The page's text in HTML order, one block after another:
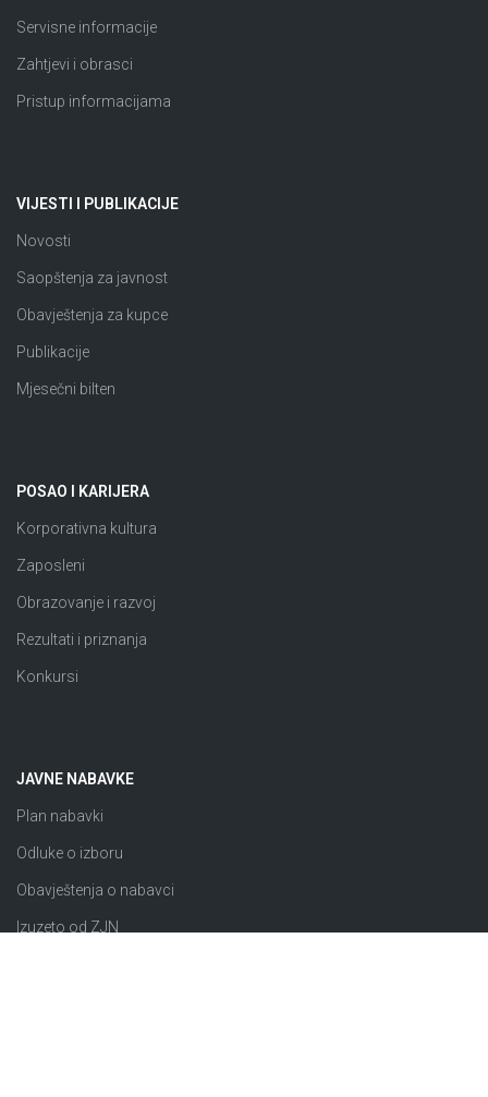
Servisne informacije
Zahtjevi i obrasci
Pristup informacijama
VIJESTI I PUBLIKACIJE
Novosti
Saopštenja za javnost
Obavještenja za kupce
Publikacije
Mjesečni bilten
POSAO I KARIJERA
Korporativna kultura
Zaposleni
Obrazovanje i razvoj
Rezultati i priznanja
Konkursi
JAVNE NABAVKE
Plan nabavki
Odluke o izboru
Obavještenja o nabavci
Izuzeto od ZJN